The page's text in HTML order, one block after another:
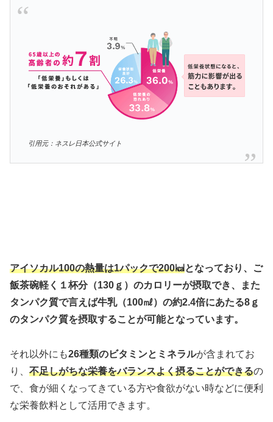
引用元：ネスレ日本公式サイト
アイソカル100の熱量は1パックで200㎉となっており、
ご
飯茶碗軽く１杯分（130ｇ）のカロリーが摂取でき、また
タンパク質で言えば牛乳（100㎖） の約2.4倍にあたる8ｇ
のタンパク質を摂取することが可能となっています。
それ以外にも26種類のビタミンとミネラルが含まれてお
り、 不足しがちな栄養をバランスよく摂ることができるの
で、食が細くなってきている方や食欲がない時などに便利
な栄養飲料として活用できます。